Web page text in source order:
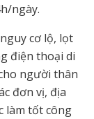
ngày.
cơ lộ, lọt
điện thoại di
người thân
đơn vị, địa
làm tốt công